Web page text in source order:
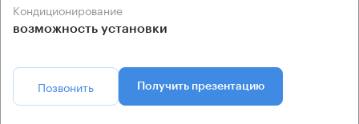
Кондиционирование
возможность установки
Позвонить Получить презентацию